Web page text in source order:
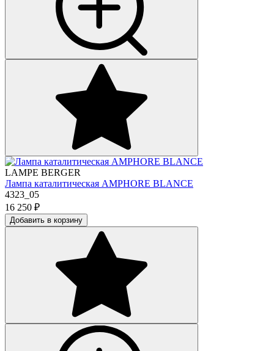
LAMPE BERGER
Лампа каталитическая AMPHORE BLANCE
4323_05
16 250 ₽
Добавить в корзину